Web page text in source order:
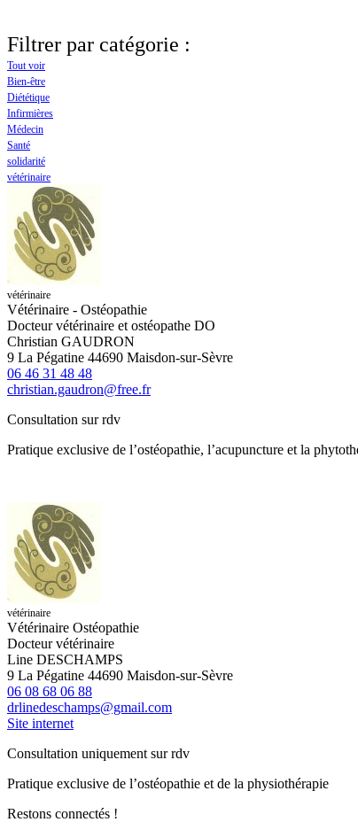
Filtrer par catégorie :
Tout voir
Bien-être
Diététique
Infirmières
Médecin
Santé
solidarité
vétérinaire
vétérinaire
Vétérinaire - Ostéopathie
Docteur vétérinaire et ostéopathe DO
Christian GAUDRON
9 La Pégatine 44690 Maisdon-sur-Sèvre
06 46 31 48 48
christian.gaudron@free.fr
Consultation sur rdv
Pratique exclusive de l’ostéopathie, l’acupuncture et la
vétérinaire
Vétérinaire Ostéopathie
Docteur vétérinaire
Line DESCHAMPS
9 La Pégatine 44690 Maisdon-sur-Sèvre
06 08 68 06 88
drlinedeschamps@gmail.com
Site internet
Consultation uniquement sur rdv
Pratique exclusive de l’ostéopathie et de la physiothérapie
Restons connectés !